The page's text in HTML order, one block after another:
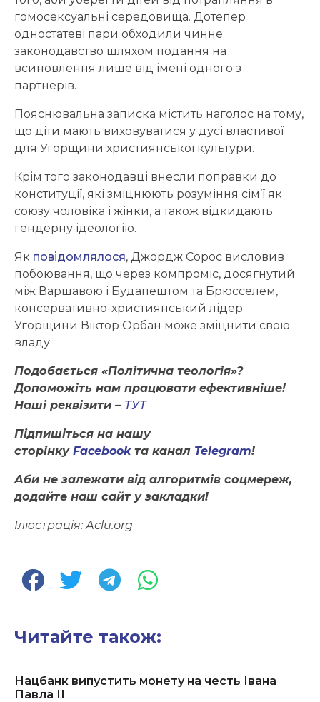
гомосексуальні середовища. Дотепер
одностатеві пари обходили чинне
законодавство шляхом подання на
всиновлення лише від імені одного з
партнерів.
Пояснювальна записка містить наголос на тому,
що діти мають виховуватися у дусі властивої
для Угорщини християнської культури.
Крім того законодавці внесли поправки до
конституції, які зміцнюють розуміння сім’ї як
союзу чоловіка і жінки, а також відкидають
гендерну ідеологію.
Як повідомлялося, Джордж Сорос висловив
побоювання, що через компроміс, досягнутий
між Варшавою і Будапештом та Брюсселем,
консервативно-християнський лідер
Угорщини Віктор Орбан може зміцнити свою
владу.
Подобається «Політична теологія»?
Допоможіть нам працювати ефективніше!
Наші реквізити – ТУТ
Підпишіться на нашу
сторінку Facebookта канал Telegram!
Аби не залежати від алгоритмів соцмереж,
додайте наш сайт у закладки!
Ілюстрація: Асlu.оrg
Читайте також:
Нацбанк випустить монету на честь Івана
Павла ІІ